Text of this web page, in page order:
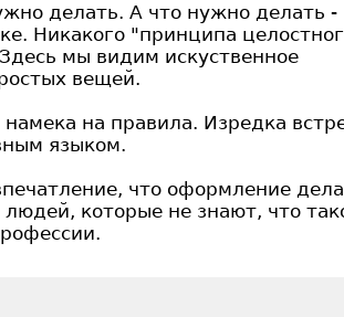
делать. А что нужно делать -
Никакого "принципа
мы видим искуственное
вещей.
на правила. Изредка
языком.
что оформление
которые не знают, что